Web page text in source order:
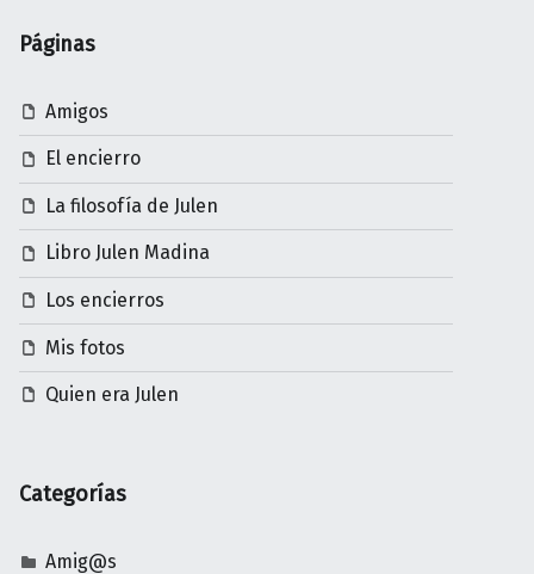
Páginas
Amigos
El encierro
La filosofía de Julen
Libro Julen Madina
Los encierros
Mis fotos
Quien era Julen
Categorías
Amig@s